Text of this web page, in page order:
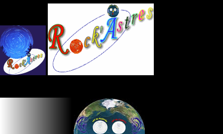
Panneau de gestion des cookies